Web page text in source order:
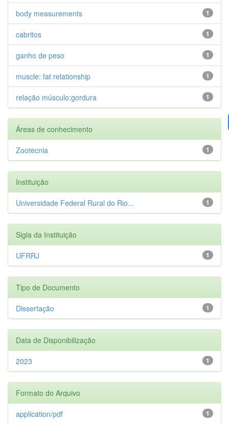
1
body measurements
1
cabritos
1
ganho de peso
1
muscle: fat relationship
1
relação músculo:gordura
Áreas de conhecimento
1
Zootecnia
Instituição
1
Universidade Federal Rural do Rio...
Sigla da Instituição
1
UFRRJ
Tipo de Documento
1
Dissertação
Data de Disponibilização
1
2023
Formato do Arquivo
1
application/pdf